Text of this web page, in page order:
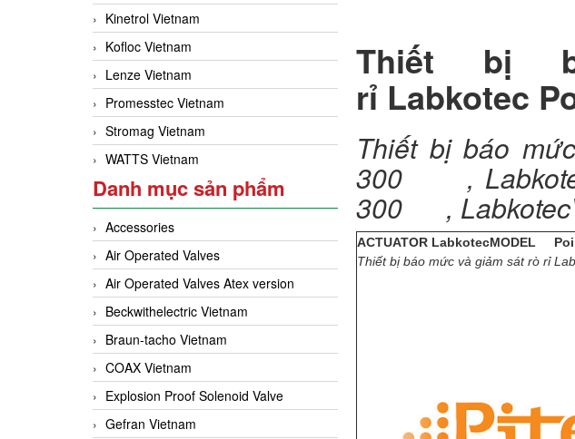
Kinetrol Vietnam
Kofloc Vietnam
Lenze Vietnam
Promesstec Vietnam
Stromag Vietnam
WATTS Vietnam
Danh mục sản phẩm
Accessories
Air Operated Valves
Air Operated Valves Atex version
Beckwithelectric Vietnam
Braun-tacho Vietnam
COAX Vietnam
Explosion Proof Solenoid Valve
Gefran Vietnam
Thiết bị
rỉ Labkotec
Thiết bị báo
300 ,
300 ,
ACTUATOR LabkotecMODEL
Thiết bị báo mức và giảm sát rò rỉ